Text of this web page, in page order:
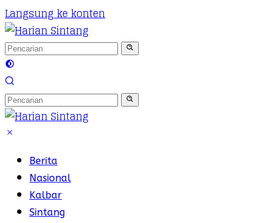
Langsung ke konten
Berita
Nasional
Kalbar
Sintang